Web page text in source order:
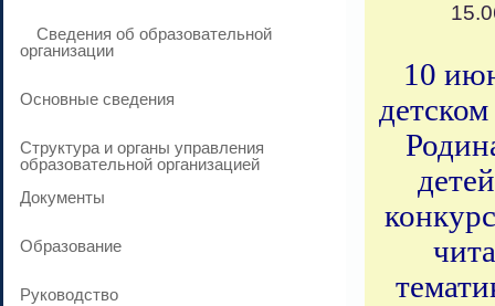
Сведения об образовательной
организации
Основные сведения
Структура и органы управления
образовательной организацией
Документы
Образование
Руководство
10